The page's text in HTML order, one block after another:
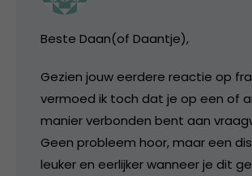
Beste Daan(of Daantje),
Gezien jouw eerdere reactie op
vermoed ik toch dat je op een of
manier verbonden bent aan
Geen probleem hoor, maar een
leuker en eerlijker wanneer je dit